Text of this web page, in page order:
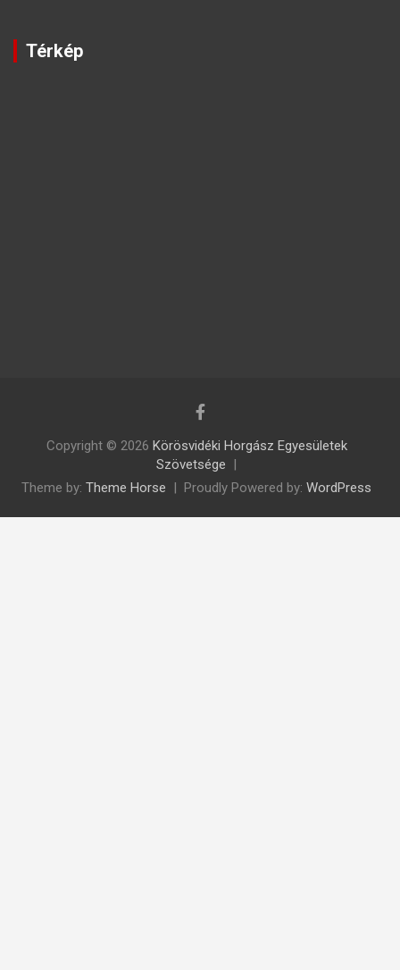
Térkép
Copyright © 2026 Körösvidéki Horgász Egyesületek
Szövetsége
Theme by: Theme Horse Proudly Powered by: WordPress